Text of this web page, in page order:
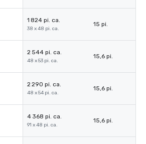
1 824 pi. ca.
38 x 48 pi. ca.
15 pi.
2 544 pi. ca.
48 x 53 pi. ca.
15,6 pi.
2 290 pi. ca.
48 x 54 pi. ca.
15,6 pi.
4 368 pi. ca.
91 x 48 pi. ca.
15,6 pi.